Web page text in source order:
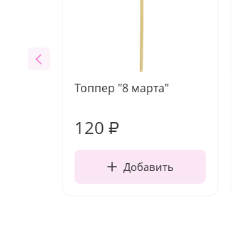
Топпер "8 марта"
120 ₽
Добавить